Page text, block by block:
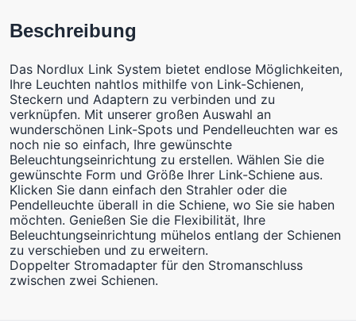
Beschreibung
Das Nordlux Link System bietet endlose Möglichkeiten,
Ihre Leuchten nahtlos mithilfe von Link-Schienen,
Steckern und Adaptern zu verbinden und zu
verknüpfen. Mit unserer großen Auswahl an
wunderschönen Link-Spots und Pendelleuchten war es
noch nie so einfach, Ihre gewünschte
Beleuchtungseinrichtung zu erstellen. Wählen Sie die
gewünschte Form und Größe Ihrer Link-Schiene aus.
Klicken Sie dann einfach den Strahler oder die
Pendelleuchte überall in die Schiene, wo Sie sie haben
möchten. Genießen Sie die Flexibilität, Ihre
Beleuchtungseinrichtung mühelos entlang der Schienen
zu verschieben und zu erweitern.
Doppelter Stromadapter für den Stromanschluss
zwischen zwei Schienen.